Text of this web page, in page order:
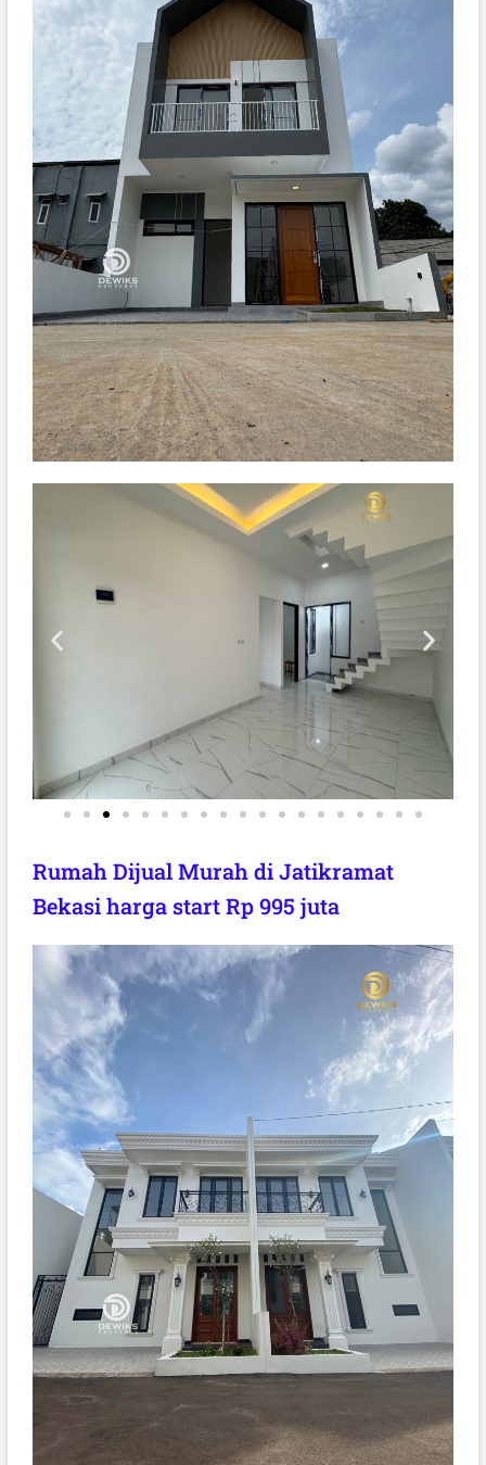
Rumah Dijual Murah di Jatikramat
Bekasi harga start Rp 995 juta